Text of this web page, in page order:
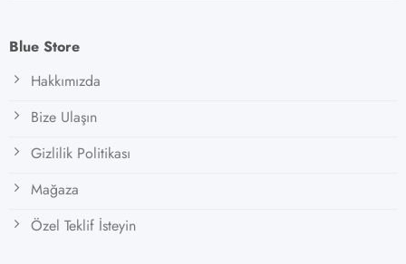
Blue Store
Hakkımızda
Bize Ulaşın
Gizlilik Politikası
Mağaza
Özel Teklif İsteyin